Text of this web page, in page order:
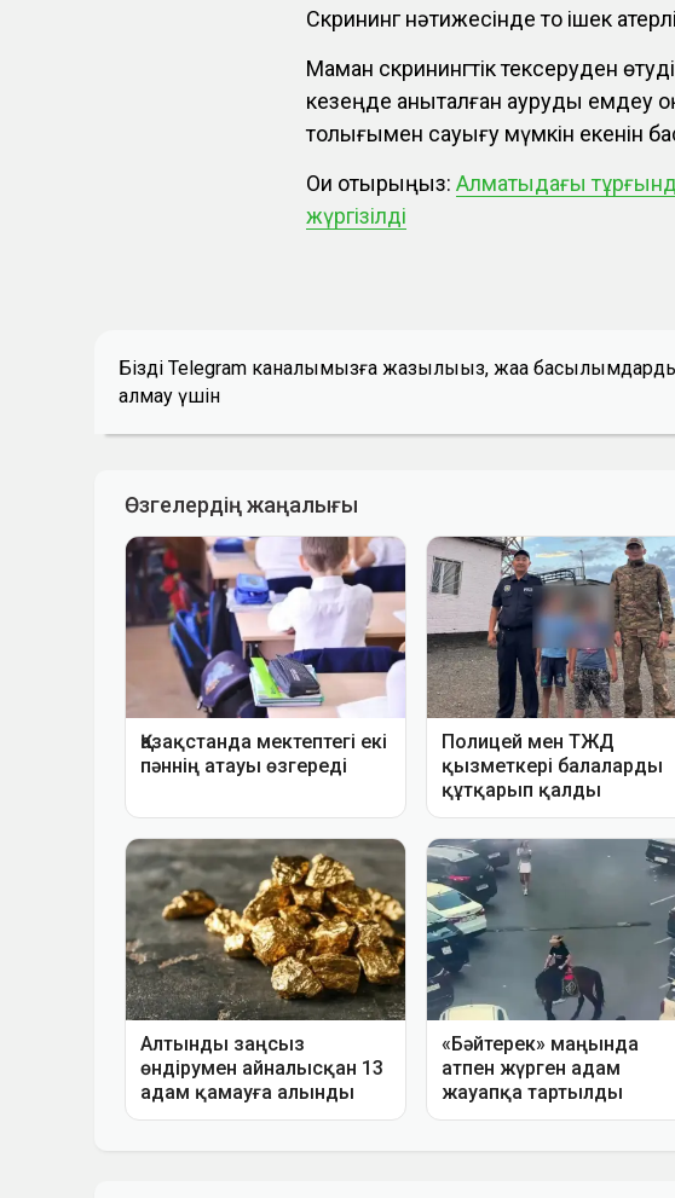
Скрининг нәтижесінде тоқ ішек
Маман скринингтік тексеруден
кезеңде анықталған ауруды емдеу
толығымен сауығу мүмкін екенін
Оқи отырыңыз:Алматыдағы
жүргізілді
Біздің Telegram каналымызға жазылыңыз, жаңа
алмау үшін